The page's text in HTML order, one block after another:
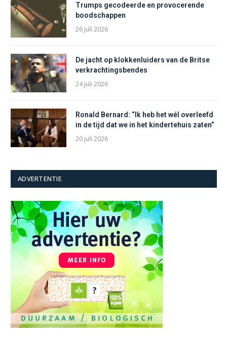
Trumps gecodeerde en provocerende
boodschappen
26 juli 2026
De jacht op klokkenluiders van de Britse
verkrachtingsbendes
24 juli 2026
Ronald Bernard: “Ik heb het wél overleefd
in de tijd dat we in het kindertehuis zaten”
20 juli 2026
ADVERTENTIE